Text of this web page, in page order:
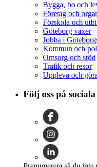
Bygga, bo och
Företag och
Förskola och
Göteborg växer
Jobba i
Kommun och
Omsorg och stöd
Trafik och resor
Uppleva och
Följ oss på